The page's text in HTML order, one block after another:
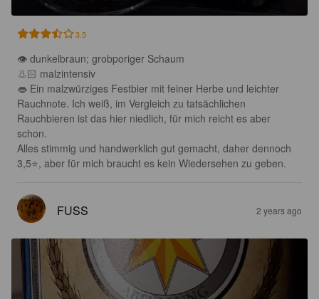
3.5
👁 dunkelbraun; grobporiger Schaum
👃🏻 malzintensiv
👄 Ein malzwürziges Festbier mit feiner Herbe und leichter
Rauchnote. Ich weiß, im Vergleich zu tatsächlichen
Rauchbieren ist das hier niedlich, für mich reicht es aber
schon.
Alles stimmig und handwerklich gut gemacht, daher dennoch
3,5⭐️, aber für mich braucht es kein Wiedersehen zu geben.
FUSS 2 years ago